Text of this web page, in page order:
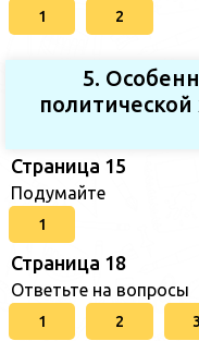
1 2
5.
Страница 15
Подумайте
1
Страница 18
Ответьте на вопросы
1 2 3